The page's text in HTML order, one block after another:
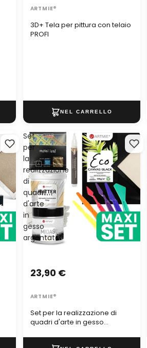
3D+ Tela per pittura con telaio
PROFI
ARTMIE®
Set
per
la
realizzazione
di
quadri
d'arte
in
gesso
argentato
Set per la realizzazione di
quadri d'arte in gesso
23,90 €
ARTMIE®